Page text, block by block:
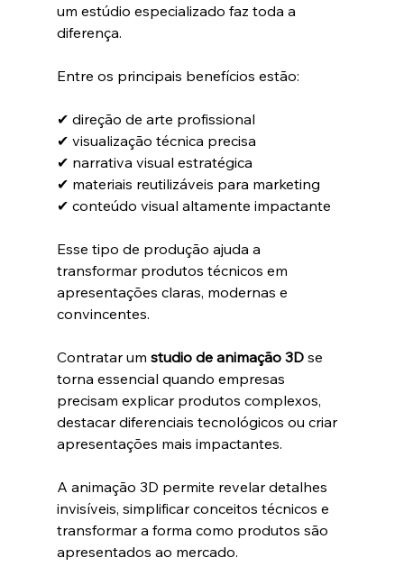
um estúdio especializado faz toda a
diferença.
Entre os principais benefícios estão:
✔ direção de arte profissional
✔ visualização técnica precisa
✔ narrativa visual estratégica
✔ materiais reutilizáveis para marketing
✔ conteúdo visual altamente impactante
Esse tipo de produção ajuda a
transformar produtos técnicos em
apresentações claras, modernas e
convincentes.
Contratar um studio de animação 3D se
torna essencial quando empresas
precisam explicar produtos complexos,
destacar diferenciais tecnológicos ou criar
apresentações mais impactantes.
A animação 3D permite revelar detalhes
invisíveis, simplificar conceitos técnicos e
transformar a forma como produtos são
apresentados ao mercado.